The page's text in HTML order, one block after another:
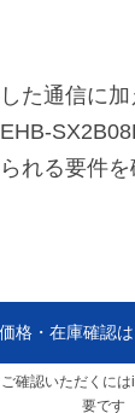
た通信に
れる要件
価格・在庫確認
確認いただくに
要です